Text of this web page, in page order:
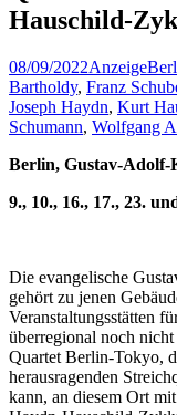
Hauschild-
08/09/2022Anzeige
Bartholdy, Franz
Joseph Haydn, Kurt
Schumann, Wolfgang
Berlin, Gustav-Adolf-
9., 10., 16., 17., 23.
Die evangelische
gehört zu jenen
Veranstaltungsstätten
überregional noch
Quartet Berlin-Tokyo,
herausragenden
kann, an diesem Ort